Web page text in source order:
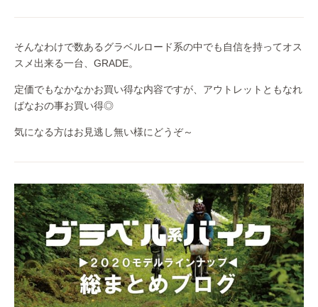
そんなわけで数あるグラベルロード系の中でも自信を持ってオス
スメ出来る一台、GRADE。
定価でもなかなかお買い得な内容ですが、アウトレットともなれ
ばなおの事お買い得◎
気になる方はお見逃し無い様にどうぞ～